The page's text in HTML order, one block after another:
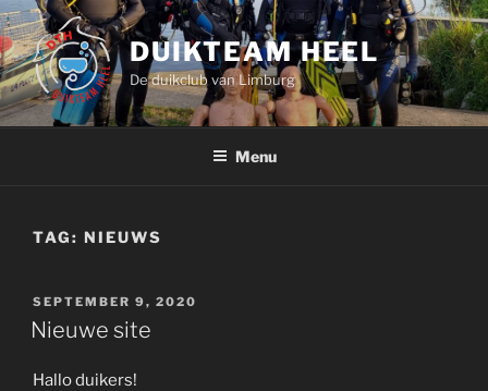
Ga
naar
de
inhoud
DUIKTEAM HEEL
De duikclub van Limburg
Menu
TAG: NIEUWS
GEPLAATST
OP
SEPTEMBER 9, 2020
Nieuwe site
Hallo duikers!